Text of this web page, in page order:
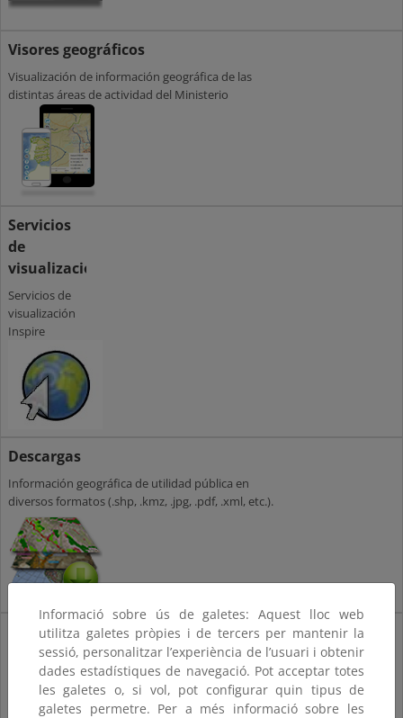
Visores geográficos
Visualización de información geográfica de las
distintas áreas de actividad del Ministerio
Servicios
de
visualización
Servicios de
visualización
Inspire
Descargas
Información geográfica de utilidad pública en
diversos formatos (.shp, .kmz, .jpg, .pdf, .xml, etc.).
Implementación
INSPIRE
Guías de Transformación de
CDE al marco INSPIRE
Informació sobre ús de galetes: Aquest lloc web
utilitza galetes pròpies i de tercers per mantenir la
sessió, personalitzar l’experiència de l’usuari i obtenir
dades estadístiques de navegació. Pot acceptar totes
les galetes o, si vol, pot configurar quin tipus de
galetes permetre. Per a més informació sobre les